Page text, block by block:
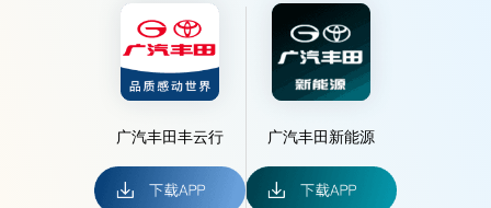
广汽丰田丰云行 广汽丰田新能源